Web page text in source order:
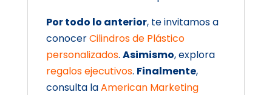
Por todo lo anterior, te invitamos a
conocerCilindros de Plástico
personalizados. Asimismo, explora
regalos ejecutivos. Finalmente,
consulta laAmerican Marketing